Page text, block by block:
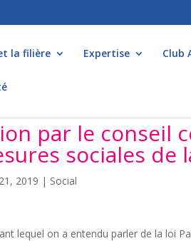
la filière Expertise Club
par le conseil
sociales de
2019 | Social
lequel on a entendu parler de la loi